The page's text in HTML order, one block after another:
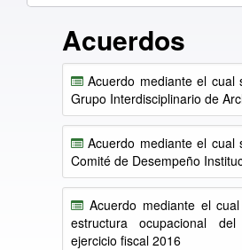
Acuerdos
Acuerdo mediante el cual
Grupo Interdisciplinario de
Acuerdo mediante el cual
Comité de Desempeño
Acuerdo mediante el
estructura ocupacional
ejercicio fiscal 2016